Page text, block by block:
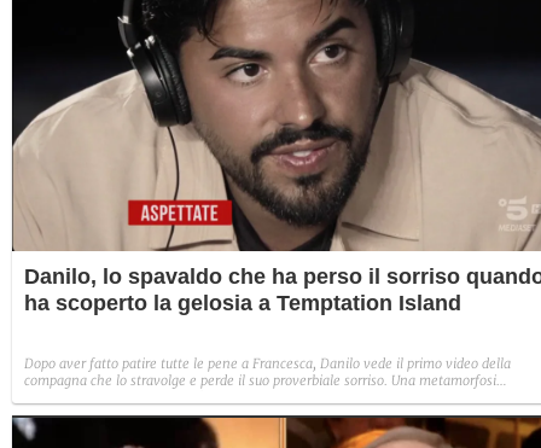
Danilo, lo spavaldo che ha perso il sorriso
ha scoperto la gelosia a Temptation Island
Dopo aver fatto patire tutte le pene a Francesca, Danilo vede il primo video della
compagna che lo stravolge e perde il suo proverbiale sorriso. Una metamorfosi